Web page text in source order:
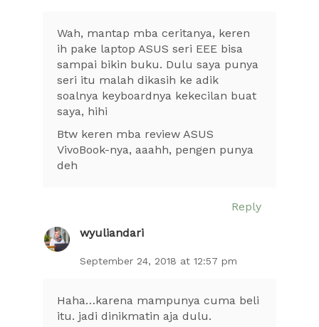
Wah, mantap mba ceritanya, keren
ih pake laptop ASUS seri EEE bisa
sampai bikin buku. Dulu saya punya
seri itu malah dikasih ke adik
soalnya keyboardnya kekecilan buat
saya, hihi
Btw keren mba review ASUS
VivoBook-nya, aaahh, pengen punya
deh
Reply
wyuliandari
September 24, 2018 at 12:57 pm
Haha…karena mampunya cuma beli
itu. jadi dinikmatin aja dulu.